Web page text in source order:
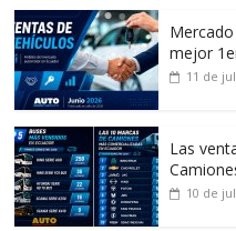
mejor
11 de
Las
10 de